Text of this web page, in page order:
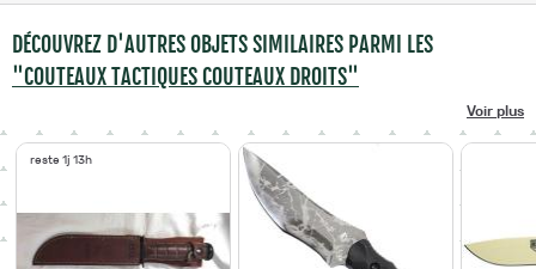
DÉCOUVREZ D'AUTRES OBJETS SIMILAIRES PARMI LES
"COUTEAUX TACTIQUES COUTEAUX DROITS"
Voir plus
reste 1j 13h